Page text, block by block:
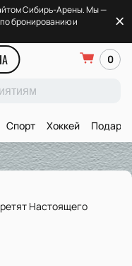
Сибирь-Арены. Мы —
бронированию и
0
Спорт Хоккей
Настоящего